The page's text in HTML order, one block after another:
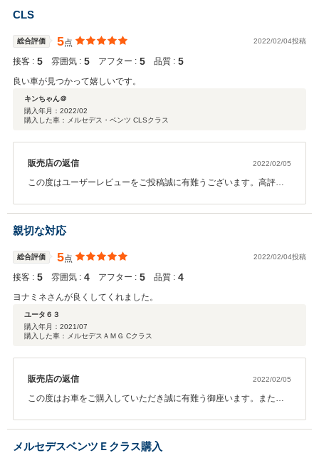
CLS
総合評価 5点 2022/02/04投稿
接客 : 5 雰囲気 : 5 アフター : 5 品質 : 5
良い車が見つかって嬉しいです。
キンちゃん＠
購入年月： 2022/02
購入した車：メルセデス・ベンツ CLSクラス
販売店の返信 2022/02/05
この度はユーザーレビューをご投稿誠に有難うございます。高評価
す。お車の事でお困りの事がございましたらお気軽に担当営業まで
ご連絡下さいませ。今後とも末永いお付き合いを宜しくお願い致し
ます。
親切な対応
総合評価 5点 2022/02/04投稿
接客 : 5 雰囲気 : 4 アフター : 5 品質 : 4
ヨナミネさんが良くしてくれました。
ユータ６３
購入年月： 2021/07
購入した車：メルセデスＡＭＧ Cクラス
販売店の返信 2022/02/05
この度はお車をご購入していただき誠に有難う御座います。また高
たらお気軽にご連絡下さいませ。末永いお付き合いの程、宜しくお
願い致します。
メルセデスベンツＥクラス購入